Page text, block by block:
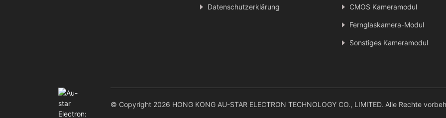
Datenschutzerklärung CMOS Kameramodul
Fernglaskamera-Modul
Sonstiges Kameramodul
© Copyright 2026 HONG KONG AU-STAR ELECTRON TECHNOLOGY CO., LIMITED. Alle Rechte